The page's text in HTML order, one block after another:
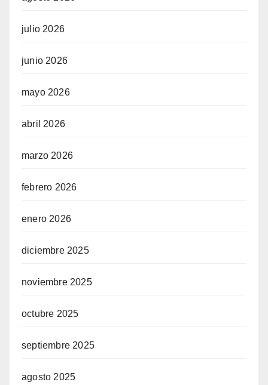
julio 2026
junio 2026
mayo 2026
abril 2026
marzo 2026
febrero 2026
enero 2026
diciembre 2025
noviembre 2025
octubre 2025
septiembre 2025
agosto 2025